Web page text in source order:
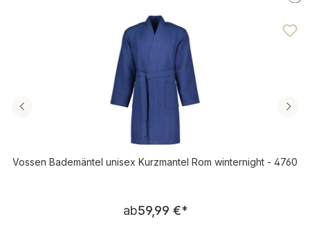
Durchschnittliche Bewertung von 4.71 von 5 Sternen
Vossen Bademäntel unisex Kurzmantel Rom winternight - 4760
Regulärer Preis:
ab59,99 €*